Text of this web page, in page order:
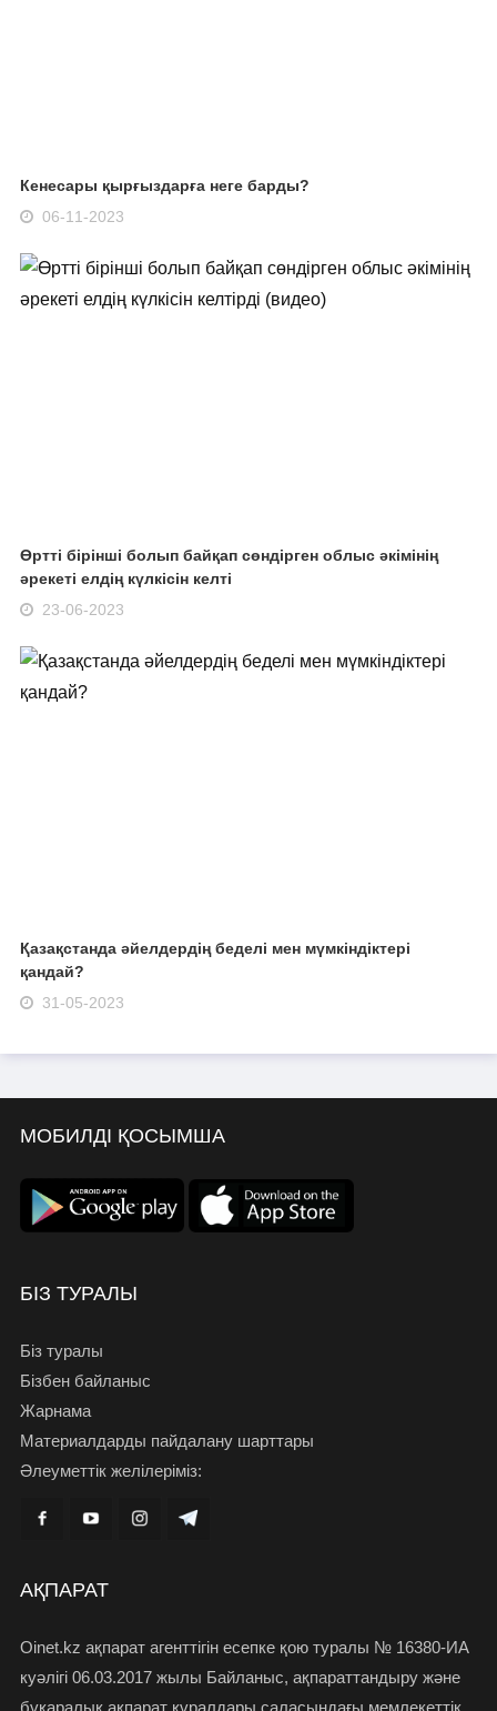
Кенесары қырғыздарға неге барды?
06-11-2023
Өртті бірінші болып байқап сөндірген облыс әкімінің
әрекеті елдің күлкісін келті
23-06-2023
Қазақстанда әйелдердің беделі мен мүмкіндіктері
қандай?
31-05-2023
МОБИЛДІ ҚОСЫМША
БІЗ ТУРАЛЫ
Біз туралы
Бізбен байланыс
Жарнама
Материалдарды пайдалану шарттары
Әлеуметтік желілеріміз:
АҚПАРАТ
Oinet.kz ақпарат агенттігін есепке қою туралы № 16380-ИА
куәлігі 06.03.2017 жылы Байланыс, ақпараттандыру және
бұқаралық ақпарат құралдары саласындағы мемлекеттік